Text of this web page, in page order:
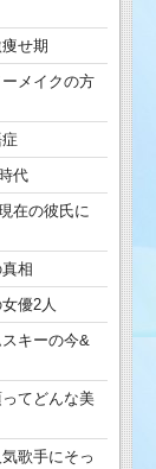
せ期
メイクの方
代
在の彼氏に
相
優2人
スキーの今&
てどんな美
歌手にそっ